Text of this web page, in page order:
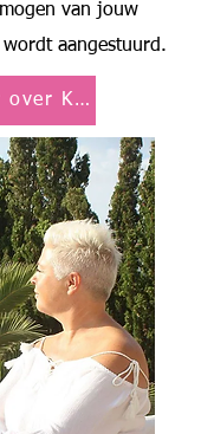
van jouw
wordt aangestuurd.
Meer over Karin